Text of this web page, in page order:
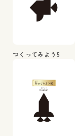
つくってみよう5